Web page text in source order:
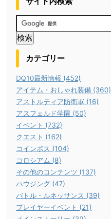
カテゴリー
DQ10最新情報 (452)
アイテム・おしゃれ装備 (360)
アストルティア防衛軍 (16)
アスフェルド学園 (50)
イベント (732)
クエスト (162)
コインボス (104)
コロシアム (8)
その他のコンテンツ (137)
ハウジング (47)
バトル・ルネッサンス (39)
プレイヤーイベント (21)